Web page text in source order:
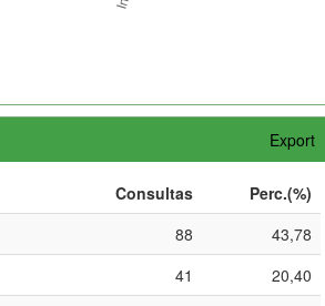
Export
Consultas
Perc.(%)
88
43,78
41
20,40